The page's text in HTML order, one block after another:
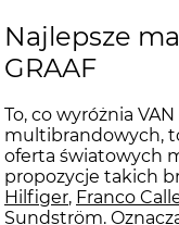
Najlepsze
GRAAF
To, co wyróżnia
multibrandowych,
oferta światowych
propozycje takich
Hilfiger, Franco
Sundström.